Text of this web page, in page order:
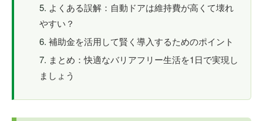
よくある誤解：自動ドアは維持費が高くて壊れ
やすい？
補助金を活用して賢く導入するためのポイント
まとめ：快適なバリアフリー生活を1日で実現し
ましょう